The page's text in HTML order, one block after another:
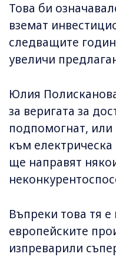
Това би
вземат
следващите
увеличи
Юлия
за веригата за
подпомогнат,
към
ще направят
Въпреки това тя
европейските
изпреварили